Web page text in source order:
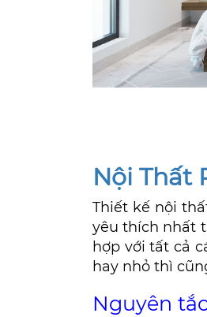
Nội Thất
Thiết kế nội
yêu thích nhất
hợp với tất cả
hay nhỏ thì
Nguyên